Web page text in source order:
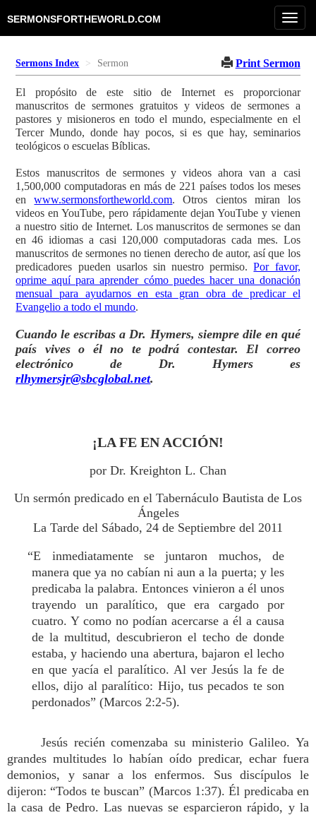
SERMONSFORTHEWORLD.COM
Sermons Index Sermon Print Sermon
El propósito de este sitio de Internet es proporcionar
manuscritos de sermones gratuitos y videos de sermones a
pastores y misioneros en todo el mundo, especialmente en el
Tercer Mundo, donde hay pocos, si es que hay, seminarios
teológicos o escuelas Bíblicas.
Estos manuscritos de sermones y videos ahora van a casi
1,500,000 computadoras en más de 221 países todos los meses
enwww.sermonsfortheworld.com. Otros cientos miran los
videos en YouTube, pero rápidamente dejan YouTube y vienen
a nuestro sitio de Internet. Los manuscritos de sermones se dan
en 46 idiomas a casi 120,000 computadoras cada mes. Los
manuscritos de sermones no tienen derecho de autor, así que los
predicadores pueden usarlos sin nuestro permiso.Por favor,
oprime aquí para aprender cómo puedes hacer una donación
mensual para ayudarnos en esta gran obra de predicar el
Evangelio a todo el mundo.
Cuando le escribas a Dr. Hymers, siempre dile en qué
país vives o él no te podrá contestar. El correo
electrónico de Dr. Hymers es
rlhymersjr@sbcglobal.net.
¡LA FE EN ACCIÓN!
por Dr. Kreighton L. Chan
Un sermón predicado en el Tabernáculo Bautista de Los
Ángeles
La Tarde del Sábado, 24 de Septiembre del 2011
“E inmediatamente se juntaron muchos, de
manera que ya no cabían ni aun a la puerta; y les
predicaba la palabra. Entonces vinieron a él unos
trayendo un paralítico, que era cargado por
cuatro. Y como no podían acercarse a él a causa
de la multitud, descubrieron el techo de donde
estaba, y haciendo una abertura, bajaron el lecho
en que yacía el paralítico. Al ver Jesús la fe de
ellos, dijo al paralítico: Hijo, tus pecados te son
perdonados” (Marcos 2:2-5).
Jesús recién comenzaba su ministerio Galileo. Ya
grandes multitudes lo habían oído predicar, echar fuera
demonios, y sanar a los enfermos. Sus discípulos le
dijeron: “Todos te buscan” (Marcos 1:37). Él predicaba en
la casa de Pedro. Las nuevas se esparcieron rápido, y la